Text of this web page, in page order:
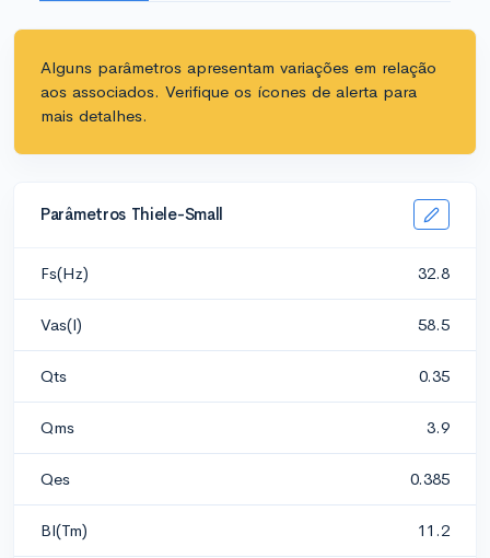
Alguns parâmetros apresentam variações em relação
aos associados. Verifique os ícones de alerta para
mais detalhes.
Parâmetros Thiele-Small
Fs(Hz) 32.8
Vas(l) 58.5
Qts 0.35
Qms 3.9
Qes 0.385
Bl(Tm) 11.2